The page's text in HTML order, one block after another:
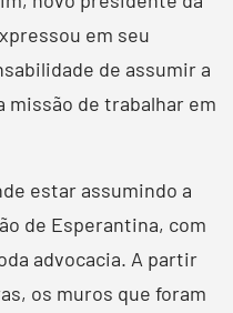
em seu
de assumir a
missão de trabalhar em
estar assumindo a
de Esperantina, com
advocacia. A partir
os muros que foram